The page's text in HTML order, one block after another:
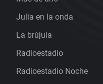
Julia en la onda
La brújula
Radioestadio
Radioestadio Noche